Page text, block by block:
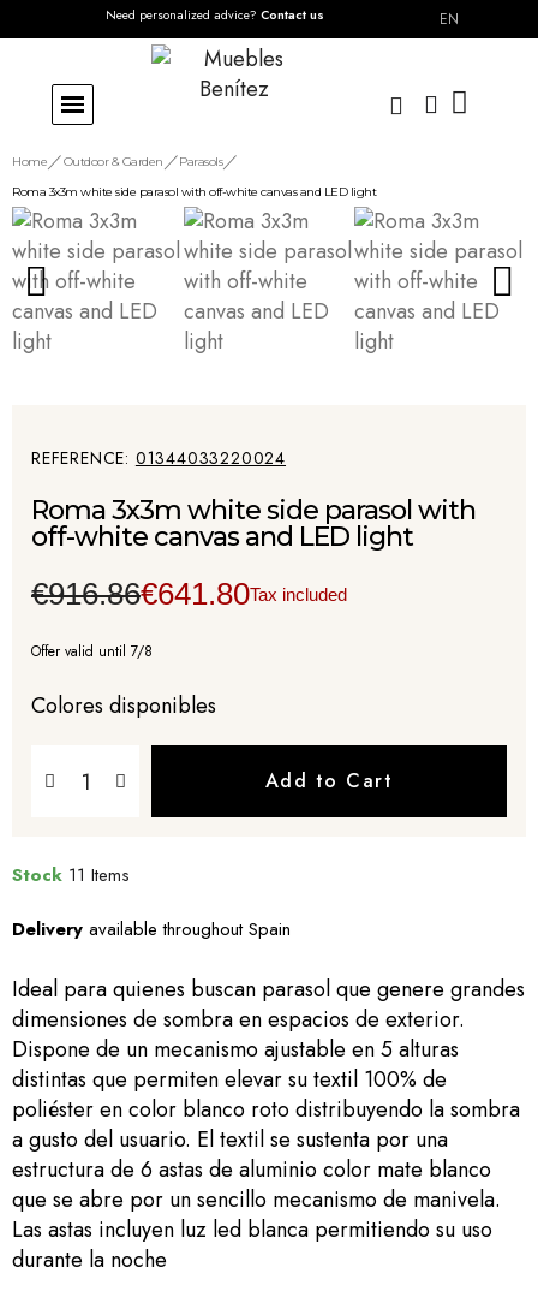
Need personalized advice?Contact us EN
Home Outdoor & Garden
Parasols
Roma 3x3m white side parasol with off-white canvas and LED light
REFERENCE 01344033220024
Roma 3x3m white side parasol with
off-white canvas and LED light
€916.86€641.80Tax included
Offer valid until 7/8
Colores disponibles
Add to Cart
Stock 11 Items
Delivery available throughout Spain
Ideal para quienes buscan parasol que genere grandes
dimensiones de sombra en espacios de exterior.
Dispone de un mecanismo ajustable en 5 alturas
distintas que permiten elevar su textil 100% de
poliéster en color blanco roto distribuyendo la sombra
a gusto del usuario. El textil se sustenta por una
estructura de 6 astas de aluminio color mate blanco
que se abre por un sencillo mecanismo de manivela.
Las astas incluyen luz led blanca permitiendo su uso
durante la noche